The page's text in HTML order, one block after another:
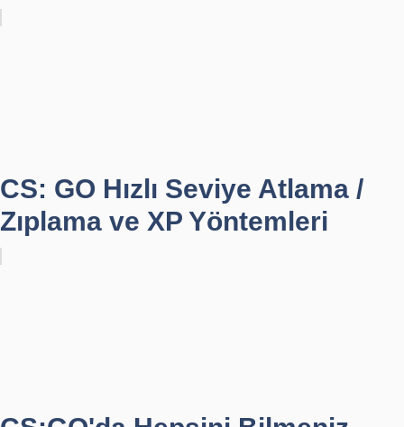
CS: GO Hızlı Seviye Atlama /
Zıplama ve XP Yöntemleri